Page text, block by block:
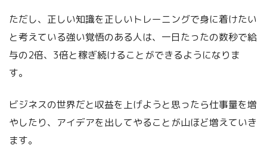
ただし、正しい知識を正しいトレーニングで身に着けたい
と考えている強い覚悟のある人は、一日たったの数秒で給
与の2倍、3倍と稼ぎ続けることができるようになりま
す。
ビジネスの世界だと収益を上げようと思ったら仕事量を増
やしたり、アイデアを出してやることが山ほど増えていき
ます。